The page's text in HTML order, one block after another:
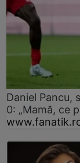
Daniel Pancu,
0: „Mamă, ce